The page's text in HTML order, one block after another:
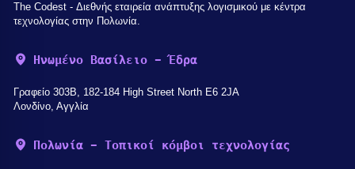
The Codest - Διεθνής εταιρεία ανάπτυξης λογισμικού με κέντρα
τεχνολογίας στην Πολωνία.
Ηνωμένο Βασίλειο - Έδρα
Γραφείο 303B, 182-184 High Street North E6 2JA
Λονδίνο, Αγγλία
Πολωνία - Τοπικοί κόμβοι τεχνολογίας